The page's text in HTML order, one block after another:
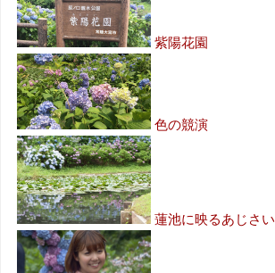
紫陽花園
色の競演
蓮池に映るあじさい